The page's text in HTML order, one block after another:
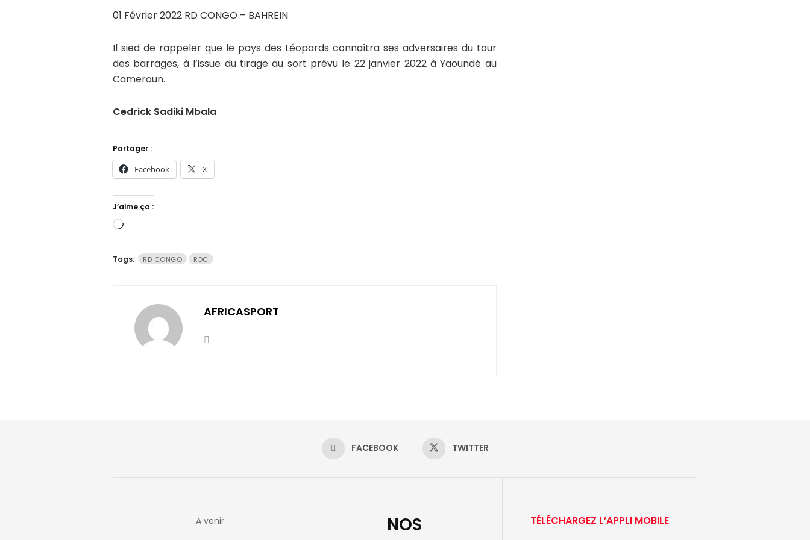
01 Février 2022 RD CONGO – BAHREIN
Il sied de rappeler que le pays des Léopards connaîtra ses adversaires du tour
des barrages, à l’issue du tirage au sort prévu le 22 janvier 2022 à Yaoundé au
Cameroun.
Cedrick Sadiki Mbala
Partager :
Facebook X
J’aime ça :
Chargement…
Tags: RD CONGO RDC
AFRICASPORT
FACEBOOK TWITTER
A venir
NOS
TÉLÉCHARGEZ L’APPLI MOBILE